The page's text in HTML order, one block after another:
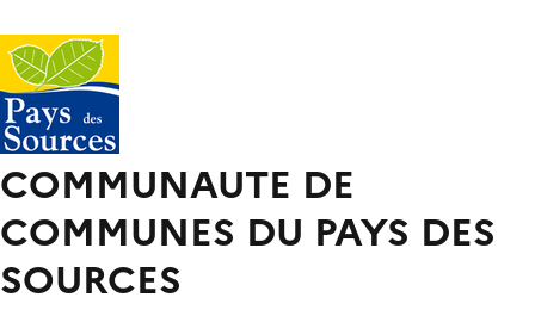
COMMUNAUTE DE
COMMUNES DU PAYS DES
SOURCES